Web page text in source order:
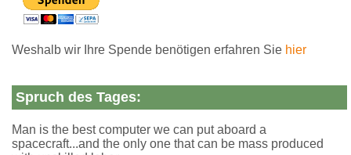
Weshalb wir Ihre Spende benötigen erfahren Sie hier
Spruch des Tages:
Man is the best computer we can put aboard a
spacecraft...and the only one that can be mass produced